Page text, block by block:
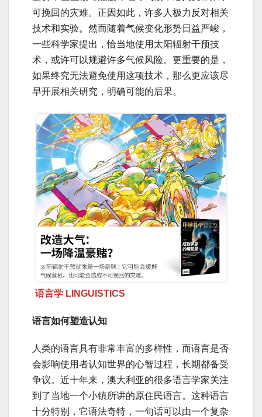
可挽回的灾难。正因如此，许多人极力反对相关
技术和实验。然而随着气候变化形势日益严峻，
一些科学家提出，恰当地使用太阳辐射干预技
术，或许可以规避许多气候风险。更重要的是，
如果终究无法避免使用这项技术，那么更应该尽
早开展相关研究，明确可能的后果。
语言学 LINGUISTICS
语言如何塑造认知
人类的语言具有非常丰富的多样性，而语言是否
会影响使用者认知世界的心智过程，长期都备受
争议。近十年来，澳大利亚的很多语言学家关注
到了当地一个小镇所讲的原住民语言。这种语言
十分特别，它语法奇特，一句话可以由一个复杂